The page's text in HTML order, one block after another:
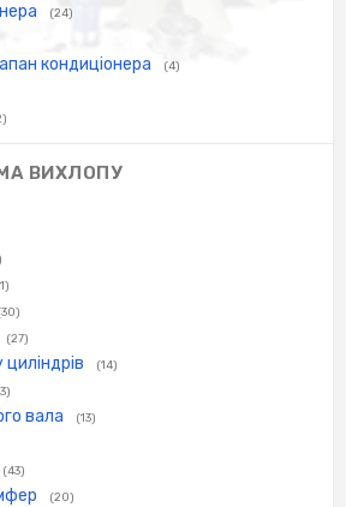
(24)
кондиціонера (4)
ВИХЛОПУ
(27)
(14)
вала (13)
(43)
(20)